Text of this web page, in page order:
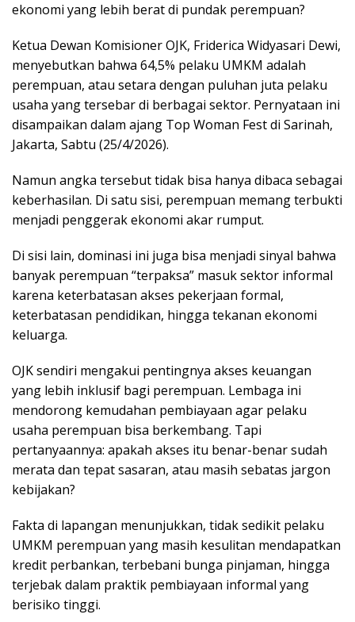
ekonomi yang lebih berat di pundak perempuan?
Ketua Dewan Komisioner OJK, Friderica Widyasari Dewi,
menyebutkan bahwa 64,5% pelaku UMKM adalah
perempuan, atau setara dengan puluhan juta pelaku
usaha yang tersebar di berbagai sektor. Pernyataan ini
disampaikan dalam ajang Top Woman Fest di Sarinah,
Jakarta, Sabtu (25/4/2026).
Namun angka tersebut tidak bisa hanya dibaca sebagai
keberhasilan. Di satu sisi, perempuan memang terbukti
menjadi penggerak ekonomi akar rumput.
Di sisi lain, dominasi ini juga bisa menjadi sinyal bahwa
banyak perempuan “terpaksa” masuk sektor informal
karena keterbatasan akses pekerjaan formal,
keterbatasan pendidikan, hingga tekanan ekonomi
keluarga.
OJK sendiri mengakui pentingnya akses keuangan
yang lebih inklusif bagi perempuan. Lembaga ini
mendorong kemudahan pembiayaan agar pelaku
usaha perempuan bisa berkembang. Tapi
pertanyaannya: apakah akses itu benar-benar sudah
merata dan tepat sasaran, atau masih sebatas jargon
kebijakan?
Fakta di lapangan menunjukkan, tidak sedikit pelaku
UMKM perempuan yang masih kesulitan mendapatkan
kredit perbankan, terbebani bunga pinjaman, hingga
terjebak dalam praktik pembiayaan informal yang
berisiko tinggi.